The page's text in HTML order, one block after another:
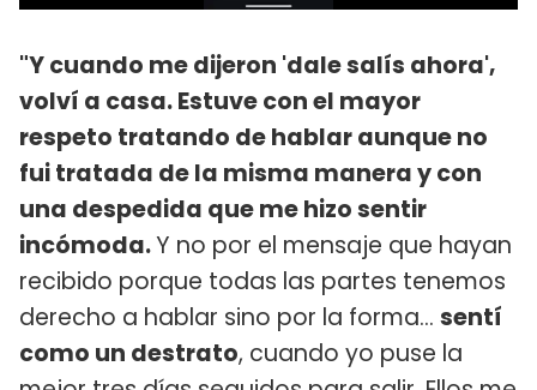
"Y cuando me dijeron 'dale salís ahora',
volví a casa. Estuve con el mayor
respeto tratando de hablar aunque no
fui tratada de la misma manera y con
una despedida que me hizo sentir
incómoda.Y no por el mensaje que hayan
recibido porque todas las partes tenemos
derecho a hablar sino por la forma... sentí
como un destrato, cuando yo puse la